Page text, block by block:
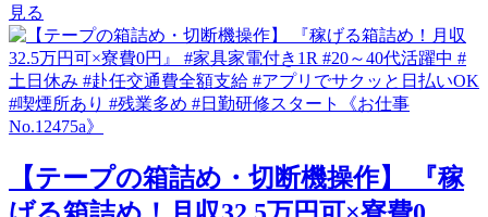
見る
【テープの箱詰め・切断機操作】 『稼